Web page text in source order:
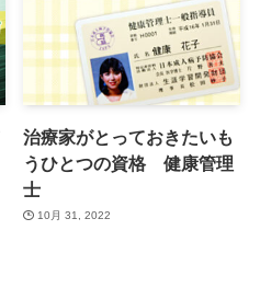
治療家がとっておきたいも
うひとつの資格 健康管理
士
10月 31, 2022